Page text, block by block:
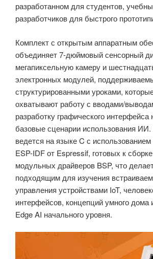
разработанном для студентов,
разработчиков для быстрого
Комплект с открытым аппаратным
объединяет 7-дюймовый сенсорный
мегапиксельную камеру и
электронных модулей,
структурированными уроками,
охватывают работу с вводами/
разработку графического интерфейса
базовые сценарии использования ИИ.
ведется на языке C с
ESP-IDF от Espressif, готовых к
модульных драйверов BSP, что
подходящим для изучения
управления устройствами IoT,
интерфейсов, концепций умного дома
Edge AI начального уровня.